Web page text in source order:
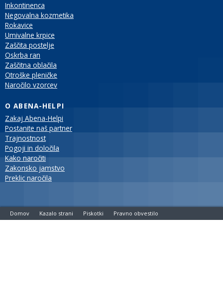
Inkontinenca
Negovalna kozmetika
Rokavice
Umivalne krpice
Zaščita postelje
Oskrba ran
Zaščitna oblačila
Otroške pleničke
Naročilo vzorcev
O ABENA-HELPI
Zakaj Abena-Helpi
Postanite naš partner
Trajnostnost
Pogoji in določila
Kako naročiti
Zakonsko jamstvo
Preklic naročila
Domov Kazalo strani Piskotki Pravno obvestilo